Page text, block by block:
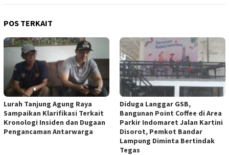
POS TERKAIT
Lurah Tanjung Agung Raya
Sampaikan Klarifikasi Terkait
Kronologi Insiden dan Dugaan
Pengancaman Antarwarga
Diduga Langgar GSB,
Bangunan Point Coffee di Area
Parkir Indomaret Jalan Kartini
Disorot, Pemkot Bandar
Lampung Diminta Bertindak
Tegas